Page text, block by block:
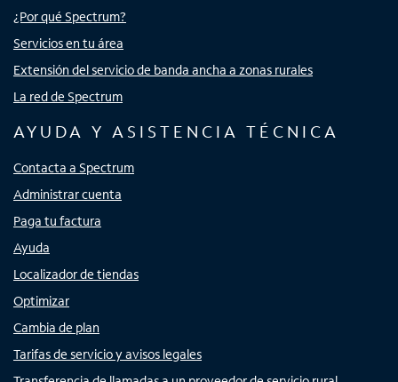
¿Por qué Spectrum?
Servicios en tu área
Extensión del servicio de banda ancha a zonas rurales
La red de Spectrum
AYUDA Y ASISTENCIA TÉCNICA
Contacta a Spectrum
Administrar cuenta
Paga tu factura
Ayuda
Localizador de tiendas
Optimizar
Cambia de plan
Tarifas de servicio y avisos legales